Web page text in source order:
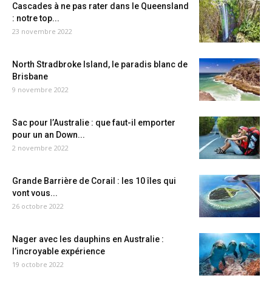
Cascades à ne pas rater dans le Queensland
: notre top...
23 novembre 2022
North Stradbroke Island, le paradis blanc de
Brisbane
9 novembre 2022
Sac pour l’Australie : que faut-il emporter
pour un an Down...
2 novembre 2022
Grande Barrière de Corail : les 10 îles qui
vont vous...
26 octobre 2022
Nager avec les dauphins en Australie :
l’incroyable expérience
19 octobre 2022